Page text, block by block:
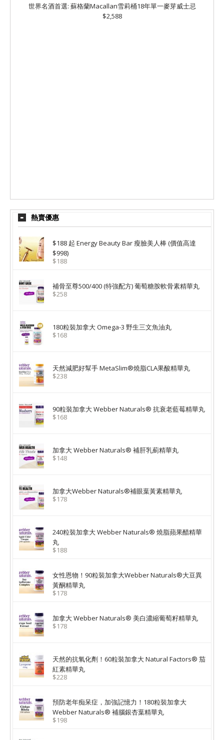
世界名酒首選: 蘇格蘭Macallan雪莉桶18年單一麥芽威士忌
$2,588
熱賣優惠
$188 起 Energy Beauty Bar 瘦臉美人棒 (價值高達
$998)
$188
補骨至尊500/400 (特強配方) 葡萄糖胺軟骨素精華丸
$258
180粒裝加拿大 Omega-3 野生三文魚油丸
$168
天然減肥好幫手 MetaSlim®燒脂CLA果酸精華丸
$238
90粒裝加拿大 Webber Naturals® 抗衰老藍莓精華丸
$168
加拿大 Webber Naturals® 補肝乳薊精華丸
$148
加拿大Webber Naturals®補眼葉黃素精華丸
$178
240粒裝加拿大 Webber Naturals® 燒脂蘋果醋精華
丸
$188
女性恩物！90粒裝加拿大Webber Naturals®大豆異
黃酮精華丸
$178
加拿大 Webber Naturals® 美白濃縮葡萄籽精華丸
$178
天然的抗氧化劑！60粒裝加拿大 Natural Factors® 茄
紅素精華丸
$228
預防老年痴呆症，加強記憶力！180粒裝加拿大
Webber Naturals® 補腦銀杏葉精華丸
$198